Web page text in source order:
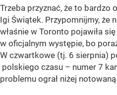
Trzeba przyznać, że to bardzo
Igi Świątek. Przypomnijmy, że
właśnie w Toronto pojawiła
w oficjalnym występie, bo
W czwartkowe (tj. 6 sierpnia)
polskiego czasu – numer 7
problemu ograł niżej